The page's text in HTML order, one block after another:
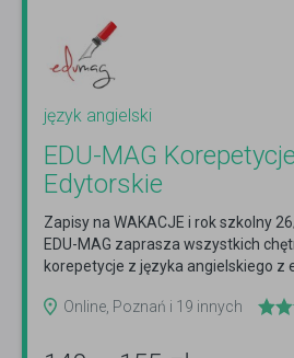
język angielski
EDU-MAG
Edytorskie
Zapisy na WAKACJE i rok szkolny
EDU-MAG zaprasza wszystkich
korepetycje z języka angielskiego z
Online, Poznań i 19 innych